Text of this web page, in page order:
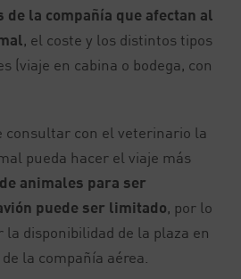
de la compañía que afectan al
, el coste y los distintos tipos
(viaje en cabina o bodega, con
consultar con el veterinario la
pueda hacer el viaje más
animales para ser
puede ser limitado, por lo
disponibilidad de la plaza en
la compañía aérea.